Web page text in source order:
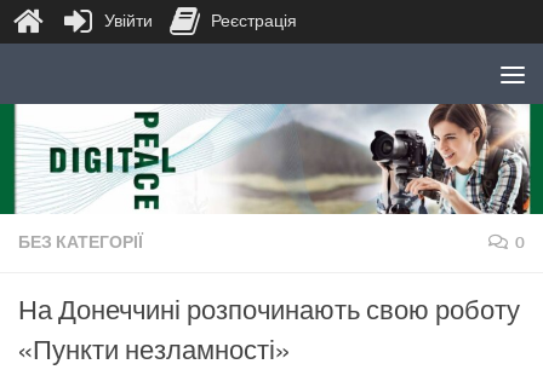
Skip to content
БЕЗ КАТЕГОРІЇ 0
На Донеччині розпочинають свою роботу
«Пункти незламності»
Увійти Реєстрація